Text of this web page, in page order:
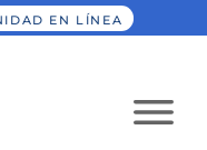
EN LÍNEA